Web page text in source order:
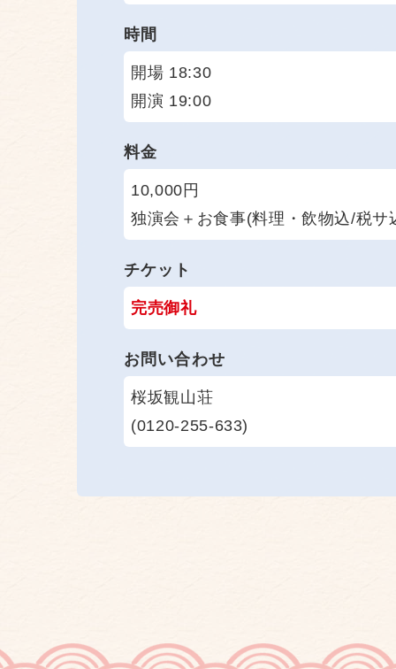
時間
開場 18:30
開演 19:00
料金
10,000円
独演会＋お食事(料理・飲物込/税サ
チケット
完売御礼
お問い合わせ
桜坂観山荘
(0120-255-633)